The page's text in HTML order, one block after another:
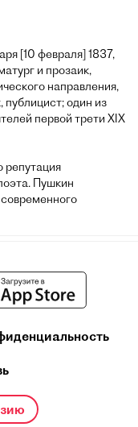
[10 февраля] 1837,
и прозаик,
направления,
публицист; один из
первой трети XIX
Пушкин